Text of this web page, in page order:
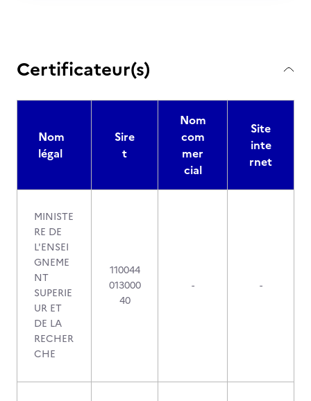
Certificateur(s)
Nom
légal
Sire
t
Nom
com
mer
cial
Site
inte
rnet
MINISTE
RE DE
L'ENSEI
GNEME
NT
SUPERIE
UR ET
DE LA
RECHER
CHE
110044
013000
40
- -